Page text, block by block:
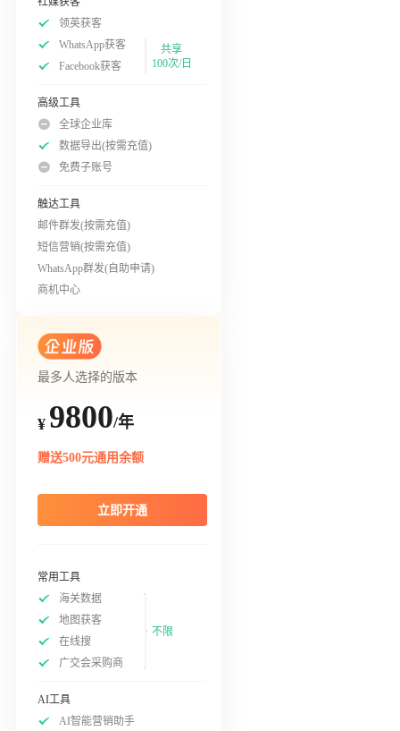
领英获客
WhatsApp获客
Facebook获客
共享
100次/日
高级工具
全球企业库
数据导出(按需充值)
免费子账号
触达工具
邮件群发(按需充值)
短信营销(按需充值)
WhatsApp群发(自助申请)
商机中心
最多人选择的版本
¥ 9800/年
赠送500元通用余额
立即开通
常用工具
海关数据
地图获客
在线搜
广交会采购商
不限
AI工具
AI智能营销助手